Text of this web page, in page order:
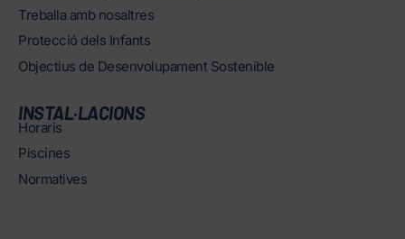
Treballa amb nosaltres
Protecció dels Infants
Objectius de Desenvolupament Sostenible
INSTAL·LACIONS
Horaris
Piscines
Normatives